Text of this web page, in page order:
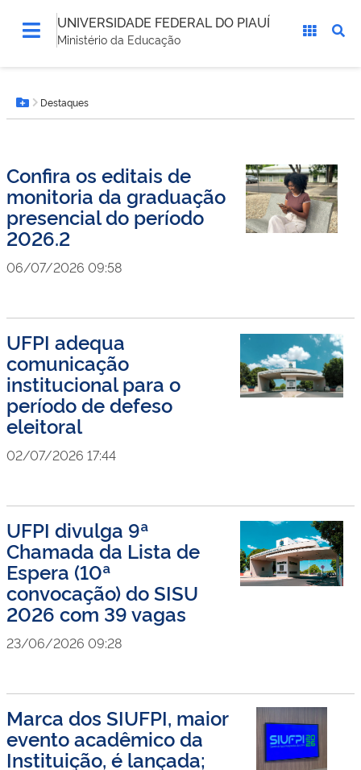
UNIVERSIDADE FEDERAL DO PIAUÍ
Ministério da Educação
está
aqui:Botão Menu
Destaques
Confira os editais de
monitoria da graduação
presencial do período
2026.2
06/07/2026 09:58
UFPI adequa
comunicação
institucional para o
período de defeso
eleitoral
02/07/2026 17:44
UFPI divulga 9ª
Chamada da Lista de
Espera (10ª
convocação) do SISU
2026 com 39 vagas
23/06/2026 09:28
Marca dos SIUFPI, maior
evento acadêmico da
Instituição, é lançada;